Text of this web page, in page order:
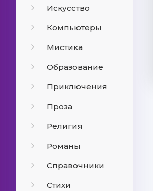
Искусство
Компьютеры
Мистика
Образование
Приключения
Проза
Религия
Романы
Справочники
Стихи